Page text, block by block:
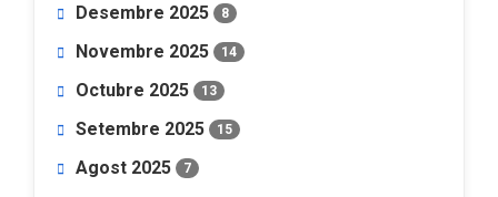
Desembre 2025 8
Novembre 2025 14
Octubre 2025 13
Setembre 2025 15
Agost 2025 7